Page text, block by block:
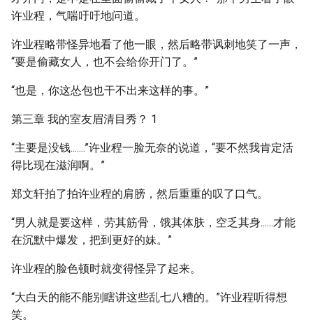
许业程，气喘吁吁地问道。
许业程略带怪异地看了他一眼，然后略带讽刺地笑了一声，
“要是偷藏女人，也不会给你开门了。”
“也是，你这怂包也干不出来这样的事。”
第三章 我的室友眉清目秀？ 1
“主要是没钱.......”许业程一脸无奈的说道，“要不然我肯定活
得比现在滋润啊。”
郑文轩拍了拍许业程的肩膀，然后重重的叹了口气。
“男人就是要这样，劳其筋骨，饿其体肤，空乏其身......才能
在沉默中爆发，把到更好的妹。”
许业程的脸色顿时就变得怪异了起来。
“大白天的能不能别瞎讲这些乱七八糟的。”许业程听得想
笑。